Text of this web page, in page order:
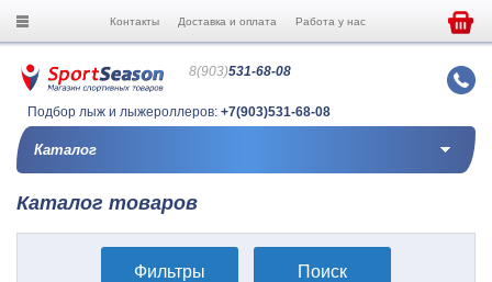
Контакты Доставка и оплата Работа у нас
8(903)531-68-08
Подбор лыж и лыжероллеров: +7(903)531-68-08
Каталог
Каталог товаров
Фильтры Поиск